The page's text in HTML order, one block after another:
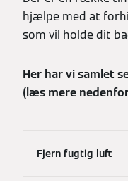
hjælpe med at
som vil holde dit
Her har vi samlet
(læs mere
Fjern fugtig luft